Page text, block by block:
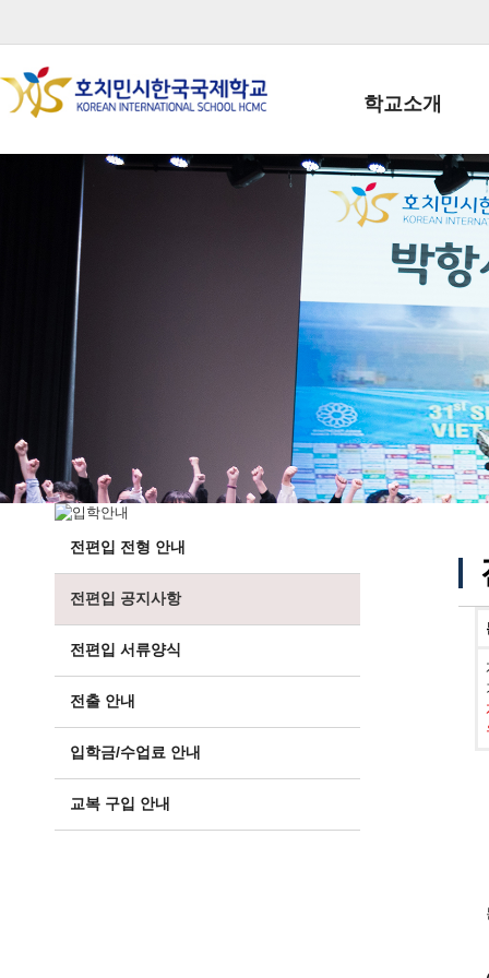
학교소개
학교장인사말
학생회장인사말
학교상징
학교 CI
교직원현황
학생현황
위치/전화
전경사진
전편입 전형 안내
전편입 공지사항
전편입 서류양식
전출 안내
입학금/수업료 안내
교복 구입 안내